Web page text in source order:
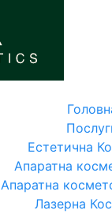
Естетична
Апаратна
Апаратна
Лазерна